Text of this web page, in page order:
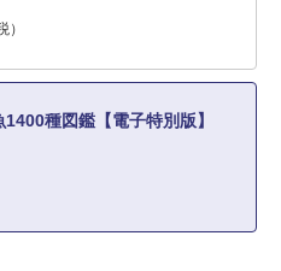
種図鑑【電子特別版】